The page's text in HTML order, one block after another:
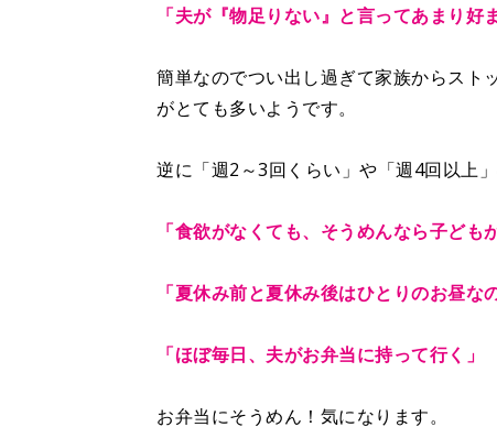
「夫が『物足りない』と言ってあまり好
簡単なのでつい出し過ぎて家族からスト
がとても多いようです。
逆に「週2～3回くらい」や「週4回以上
「食欲がなくても、そうめんなら子ども
「夏休み前と夏休み後はひとりのお昼な
「ほぼ毎日、夫がお弁当に持って行く」
お弁当にそうめん！気になります。